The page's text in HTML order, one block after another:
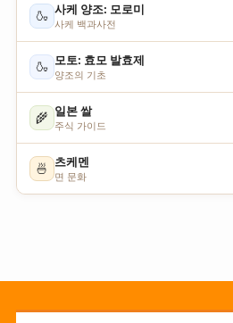
🍶 사케 양조: 모로미
사케 백과사전
🍶 모토: 효모 발효제
양조의 기초
🌾 일본 쌀
주식 가이드
🍜 츠케멘
면 문화